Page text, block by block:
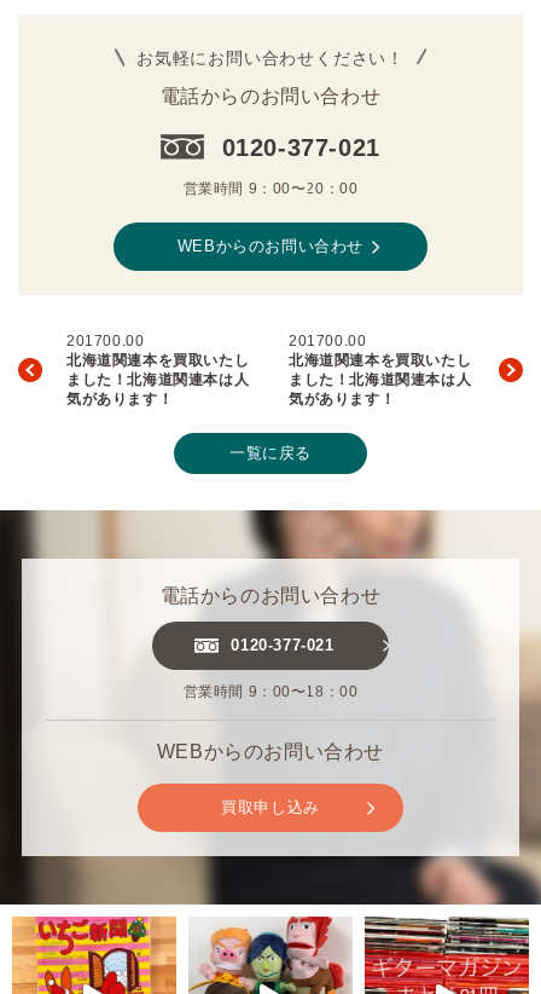
お気軽にお問い合わせください！
電話からのお問い合わせ
0120-377-021
営業時間 9：00〜20：00
WEBからのお問い合わせ
201700.00
北海道関連本を買取いたし
ました！北海道関連本は人
気があります！
201700.00
北海道関連本を買取いたし
ました！北海道関連本は人
気があります！
一覧に戻る
電話からのお問い合わせ
0120-377-021
営業時間 9：00〜18：00
WEBからのお問い合わせ
買取申し込み